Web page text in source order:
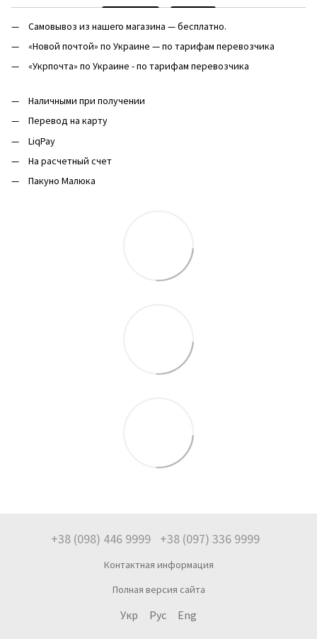
Самовывоз из нашего магазина — бесплатно.
«Новой почтой» по Украине — по тарифам перевозчика
«Укрпочта» по Украине - по тарифам перевозчика
Наличными при получении
Перевод на карту
LiqPay
На расчетный счет
Пакуно Малюка
+38 (098) 446 9999 +38 (097) 336 9999
Контактная информация
Полная версия сайта
Укр Рус Eng